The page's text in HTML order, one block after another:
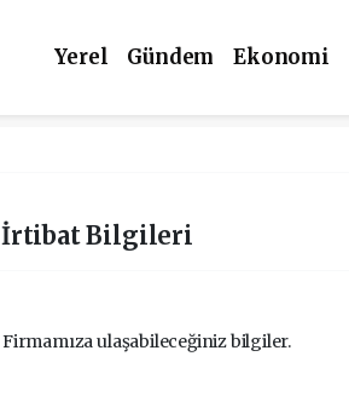
Yerel Gündem Ekonomi
İrtibat Bilgileri
Firmamıza ulaşabileceğiniz bilgiler.